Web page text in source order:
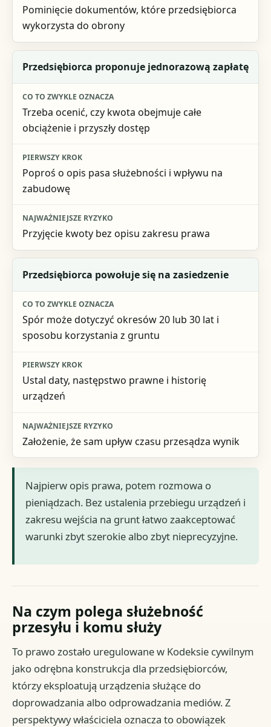
Pominięcie dokumentów, które przedsiębiorca
wykorzysta do obrony
Przedsiębiorca proponuje jednorazową zapłatę
Trzeba ocenić, czy kwota obejmuje całe
obciążenie i przyszły dostęp
Poproś o opis pasa służebności i wpływu na
zabudowę
Przyjęcie kwoty bez opisu zakresu prawa
Przedsiębiorca powołuje się na zasiedzenie
Spór może dotyczyć okresów 20 lub 30 lat i
sposobu korzystania z gruntu
Ustal daty, następstwo prawne i historię
urządzeń
Założenie, że sam upływ czasu przesądza wynik
Najpierw opis prawa, potem rozmowa o
pieniądzach. Bez ustalenia przebiegu urządzeń i
zakresu wejścia na grunt łatwo zaakceptować
warunki zbyt szerokie albo zbyt nieprecyzyjne.
Na czym polega służebność
przesyłu i komu służy
To prawo zostało uregulowane w Kodeksie cywilnym
jako odrębna konstrukcja dla przedsiębiorców,
którzy eksploatują urządzenia służące do
doprowadzania albo odprowadzania mediów. Z
perspektywy właściciela oznacza to obowiązek